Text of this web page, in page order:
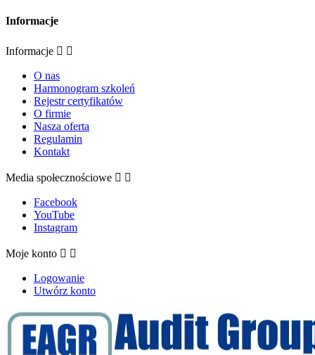
Informacje
Informacje  
O nas
Harmonogram szkoleń
Rejestr certyfikatów
O firmie
Nasza oferta
Regulamin
Kontakt
Media społecznościowe  
Facebook
YouTube
Instagram
Moje konto  
Logowanie
Utwórz konto